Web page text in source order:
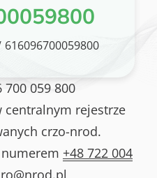
616096700059800
700 059 800
centralnym rejestrze
crzo-nrod.
+48 722 004